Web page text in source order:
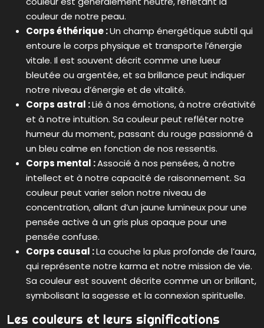
couleur de notre peau.
Corps éthérique :Un champ énergétique subtil qui
entoure le corps physique et transporte l’énergie
vitale. Il est souvent décrit comme une lueur
bleutée ou argentée, et sa brillance peut indiquer
notre niveau d’énergie et de vitalité.
Corps astral :Lié à nos émotions, à notre créativité
et à notre intuition. Sa couleur peut refléter notre
humeur du moment, passant du rouge passionné à
un bleu calme en fonction de nos ressentis.
Corps mental :Associé à nos pensées, à notre
intellect et à notre capacité de raisonnement. Sa
couleur peut varier selon notre niveau de
concentration, allant d’un jaune lumineux pour une
pensée active à un gris plus opaque pour une
pensée confuse.
Corps causal :La couche la plus profonde de l’aura,
qui représente notre karma et notre mission de vie.
Sa couleur est souvent décrite comme un or brillant,
symbolisant la sagesse et la connexion spirituelle.
Les couleurs et leurs significations